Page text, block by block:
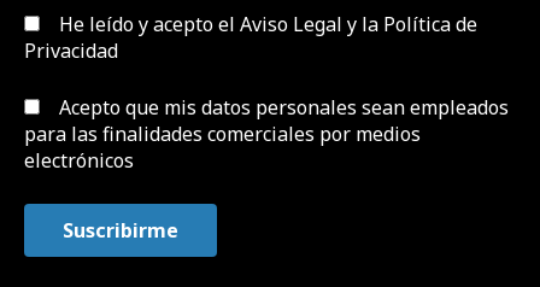
He leído y acepto el Aviso Legal y la Política de
Privacidad
Acepto que mis datos personales sean empleados
para las finalidades comerciales por medios
electrónicos